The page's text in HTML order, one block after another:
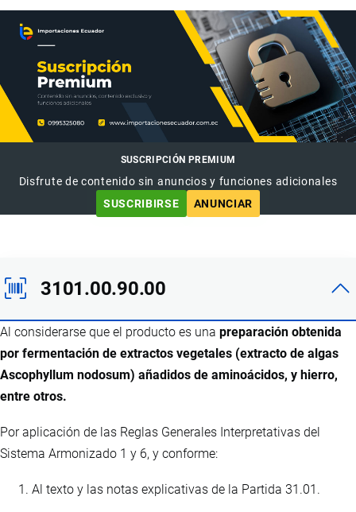
SUSCRIPCIÓN PREMIUM
Disfrute de contenido sin anuncios y funciones adicionales
SUSCRIBIRSE
ANUNCIAR
3101.00.90.00
Al considerarse que el producto es una preparación obtenida
por fermentación de extractos vegetales (extracto de algas
Ascophyllum nodosum) añadidos de aminoácidos, y hierro,
entre otros.
Por aplicación de las Reglas Generales Interpretativas del
Sistema Armonizado 1 y 6, y conforme:
Al texto y las notas explicativas de la Partida 31.01.